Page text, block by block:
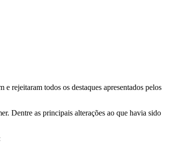
rejeitaram todos os destaques apresentados pelos
Dentre as principais alterações ao que havia sido